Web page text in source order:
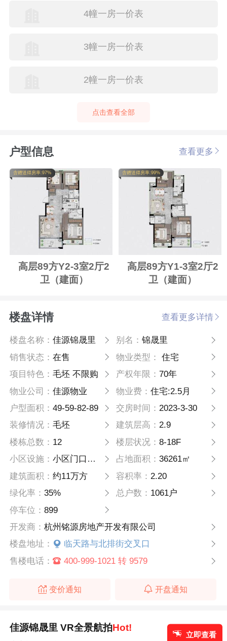
4幢一房一价表
3幢一房一价表
2幢一房一价表
点击查看全部
户型信息 查看更多
含赠送得房率:97%
高层89方Y2-3室2厅2
卫（建面）
含赠送得房率:99%
高层89方Y1-3室2厅2
卫（建面）
楼盘详情 查看更多详情
楼盘名称：佳源锦晟里 别名： 锦晟里
销售状态：在售 物业类型：
住宅
项目特色：毛坯 不限购 产权年限： 70年
物业公司：佳源物业 物业费： 住宅:2.5月
户型面积：49-59-82-89 交房时间： 2023-3-30
装修情况：毛坯 建筑层高： 2.9
楼栋总数： 12 楼层状况： 8-18F
小区设施：小区门口自带幼儿园 占地面积： 36261㎡
建筑面积：约11万方 容积率： 2.20
绿化率：35% 总户数： 1061户
停车位：899
开发商：杭州铭源房地产开发有限公司
楼盘地址：
临天路与北排街交叉口
售楼电话：
400-999-1021 转 9579
变价通知 开盘通知
佳源锦晟里 VR全景航拍Hot!
立即查看